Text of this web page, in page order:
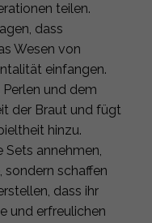
teilen.
dass
Wesen von
einfangen.
und dem
der Braut und fügt
hinzu.
Sets annehmen,
sondern schaffen
dass ihr
und erfreulichen